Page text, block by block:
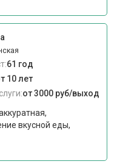
61 год
10 лет
от 3000 руб/выход
вкусной еды,